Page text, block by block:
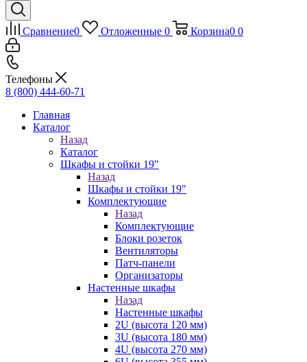
Сравнение0 Отложенные 0 Корзина0 0
Телефоны
8 (800) 444-60-71
Главная
Каталог
Назад
Каталог
Шкафы и стойки 19"
Назад
Шкафы и стойки 19"
Комплектующие
Назад
Комплектующие
Блоки розеток
Вентиляторы
Патч-панели
Организаторы
Настенные шкафы
Назад
Настенные шкафы
2U (высота 120 мм)
3U (высота 180 мм)
4U (высота 270 мм)